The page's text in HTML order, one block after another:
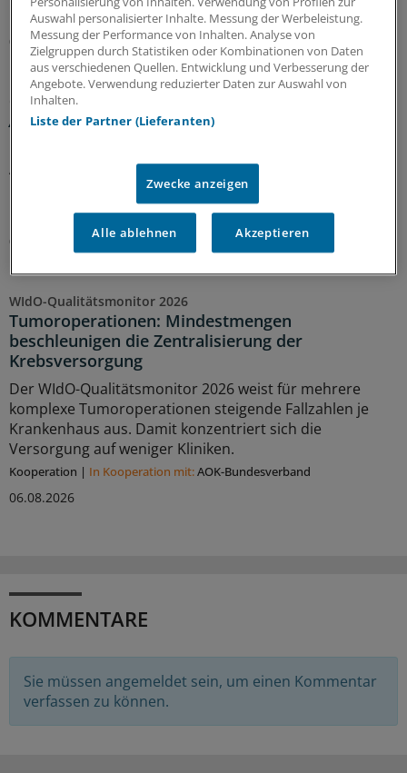
Doch das ist längst nicht ihre einzige Herausforderung.
08.08.2026
Glosse
Ärztlicher Hitzehass
Ärzte kann die warme Jahreszeit aber anstrengend sein:
Manchmal liegt es an Patienten, manchmal an Kollegen...
Einblicke in nervige Jahresseiten.
07.08.2026
WIdO-Qualitätsmonitor 2026
Tumoroperationen: Mindestmengen
beschleunigen die Zentralisierung der
Krebsversorgung
Der WIdO-Qualitätsmonitor 2026 weist für mehrere
komplexe Tumoroperationen steigende Fallzahlen je
Krankenhaus aus. Damit konzentriert sich die
Versorgung auf weniger Kliniken.
Kooperation | In Kooperation mit:AOK-Bundesverband
06.08.2026
KOMMENTARE
Sie müssen angemeldet sein, um einen Kommentar
verfassen zu können.
Auswahl personalisierter Inhalte. Messung der Werbeleistung.
Messung der Performance von Inhalten. Analyse von
Zielgruppen durch Statistiken oder Kombinationen von Daten
aus verschiedenen Quellen. Entwicklung und Verbesserung der
Angebote. Verwendung reduzierter Daten zur Auswahl von
Inhalten.
Liste der Partner (Lieferanten)
Zwecke anzeigen
Alle ablehnen Akzeptieren